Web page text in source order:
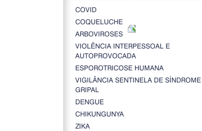
COVID
COQUELUCHE
ARBOVIROSES
VIOLÊNCIA INTERPESSOAL E
AUTOPROVOCADA
ESPOROTRICOSE HUMANA
VIGILÂNCIA SENTINELA DE SÍNDROME
GRIPAL
DENGUE
CHIKUNGUNYA
ZIKA